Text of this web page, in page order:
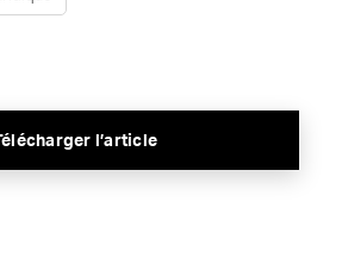
l’article